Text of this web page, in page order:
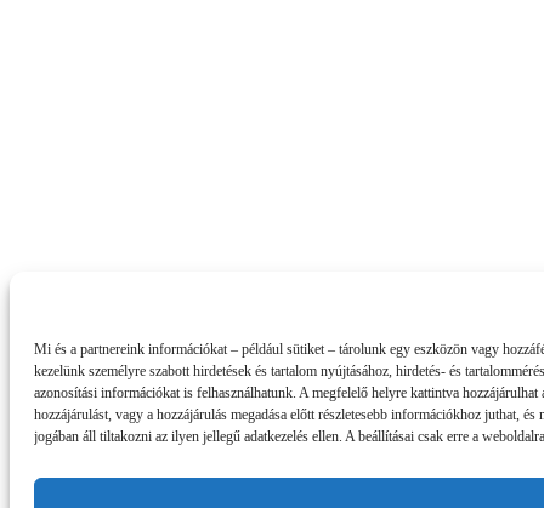
Mi és a partnereink információkat – például sütiket – tárolunk egy eszközön vagy
kezelünk személyre szabott hirdetések és tartalom nyújtásához, hirdetés- és
azonosítási információkat is felhasználhatunk. A megfelelő helyre kattintva
hozzájárulást, vagy a hozzájárulás megadása előtt részletesebb információkhoz juthat,
jogában áll tiltakozni az ilyen jellegű adatkezelés ellen. A beállításai csak erre a